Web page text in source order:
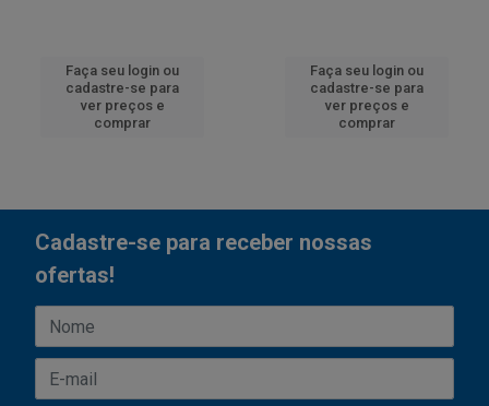
Faça seu login ou
cadastre-se para
ver preços e
comprar
Faça seu login ou
cadastre-se para
ver preços e
comprar
Cadastre-se para receber nossas
ofertas!